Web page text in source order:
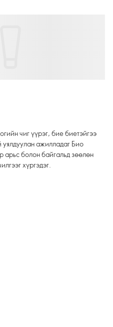
чиг үүрэг, бие биетэйгээ
уялдуулан ажилладаг Био
арьс болон байгальд зөөлөн
хүргэдэг.